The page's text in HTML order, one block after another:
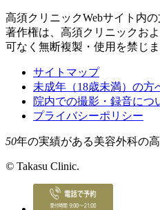
高須クリニックWebサイト内
著作権は、高須クリニックお
可なく無断複製・使用を禁じま
サイトマップ
未成年（18歳未満）の方
院内での撮影・録音につ
プライバシーポリシー
50年の実績がある美容外科の
© Takasu Clinic.